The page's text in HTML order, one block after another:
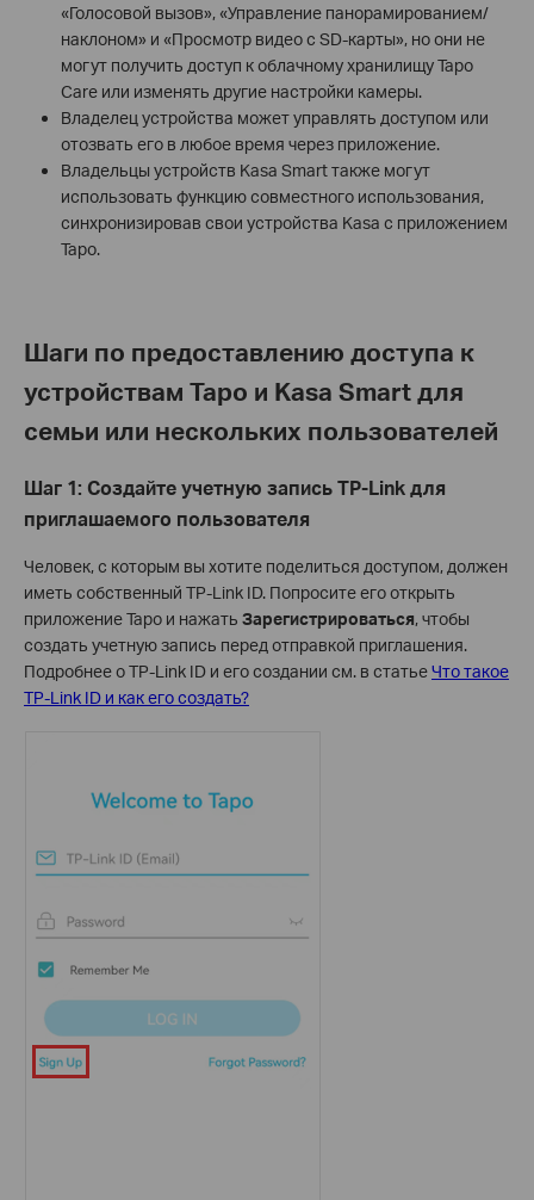
«Голосовой вызов», «Управление панорамированием/
наклоном» и «Просмотр видео с SD-карты», но они не
могут получить доступ к облачному хранилищу Tapo
Care или изменять другие настройки камеры.
Владелец устройства может управлять доступом или
отозвать его в любое время через приложение.
Владельцы устройств Kasa Smart также могут
использовать функцию совместного использования,
синхронизировав свои устройства Kasa с приложением
Tapo.
Шаги по предоставлению доступа к
устройствам Tapo и Kasa Smart для
семьи или нескольких пользователей
Шаг 1: Создайте учетную запись TP-Link для
приглашаемого пользователя
Человек, с которым вы хотите поделиться доступом, должен
иметь собственный TP-Link ID. Попросите его открыть
приложение Tapo и нажать Зарегистрироваться, чтобы
создать учетную запись перед отправкой приглашения.
Подробнее о TP-Link ID и его создании см. в статьеЧто такое
TP-Link ID и как его создать?